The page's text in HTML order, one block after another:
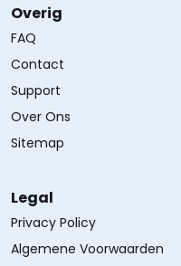
Overig
FAQ
Contact
Support
Over Ons
Sitemap
Legal
Privacy Policy
Algemene Voorwaarden